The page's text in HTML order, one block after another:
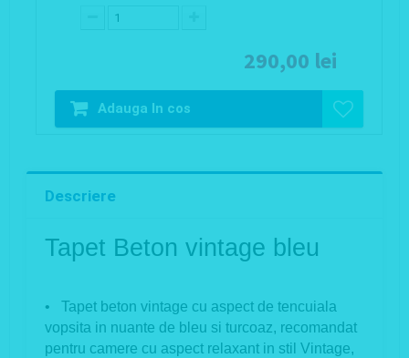
290,00 lei
Adauga In cos
Descriere
Tapet Beton vintage bleu
• Tapet beton vintage cu aspect de tencuiala
vopsita in nuante de bleu si turcoaz, recomandat
pentru camere cu aspect relaxant in stil Vintage,